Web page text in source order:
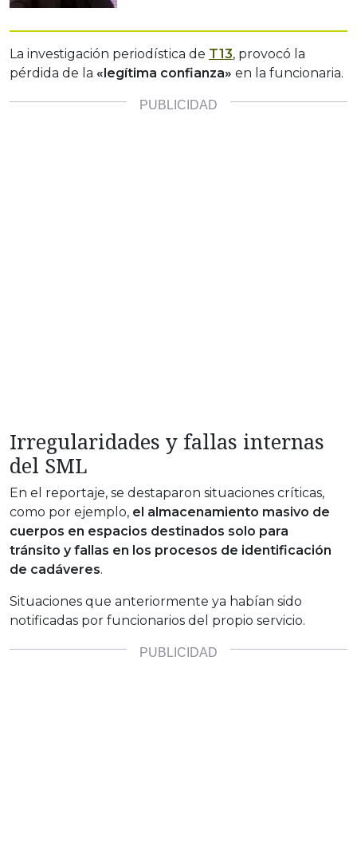
La investigación periodística de T13, provocó la
pérdida de la «legítima confianza» en la funcionaria.
Irregularidades y fallas internas
del SML
En el reportaje, se destaparon situaciones críticas,
como por ejemplo, el almacenamiento masivo de
cuerpos en espacios destinados solo para
tránsito y fallas en los procesos de identificación
de cadáveres.
Situaciones que anteriormente ya habían sido
notificadas por funcionarios del propio servicio.